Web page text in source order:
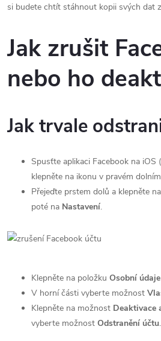
si budete chtít stáhnout kopii svých dat
Jak zrušit
nebo ho
Jak trvale
Spusťte aplikaci Facebook na iOS
klepněte na ikonu v pravém
Přejeďte prstem dolů a klepněte na
poté na Nastavení.
Klepněte na položku Osobní
V horní části vyberte možnost
Klepněte na možnost Deaktivace
vyberte možnost Odstranění účtu.